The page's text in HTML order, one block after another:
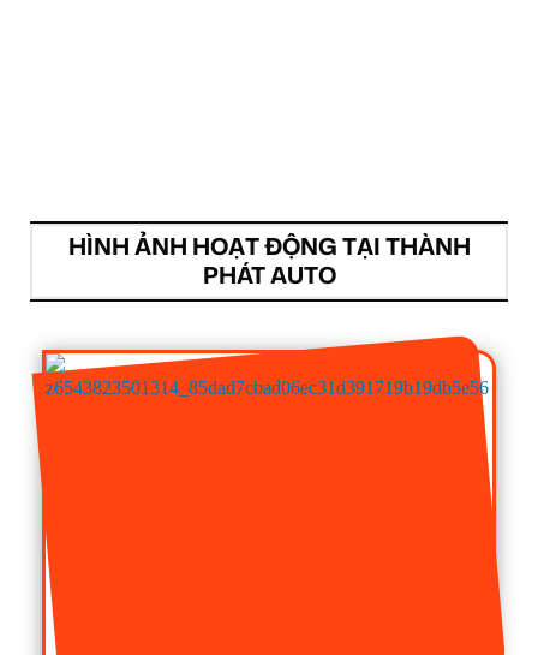
HÌNH ẢNH HOẠT ĐỘNG TẠI THÀNH
PHÁT AUTO